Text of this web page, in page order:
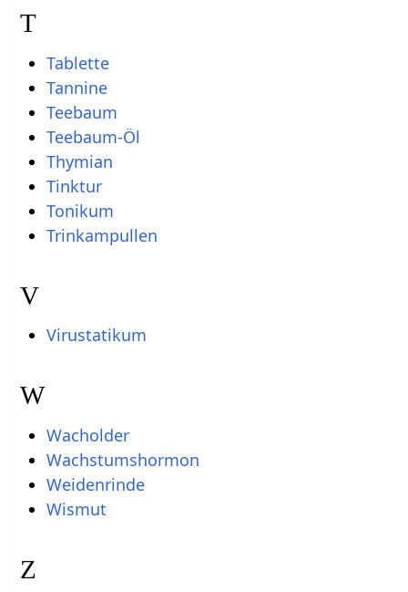
T
Tablette
Tannine
Teebaum
Teebaum-Öl
Thymian
Tinktur
Tonikum
Trinkampullen
V
Virustatikum
W
Wacholder
Wachstumshormon
Weidenrinde
Wismut
Z